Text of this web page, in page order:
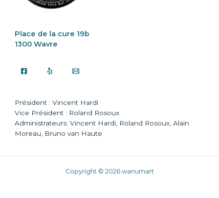
Place de la cure 19b
1300 Wavre
Président : Vincent Hardi
Vice Président : Roland Rosoux
Administrateurs: Vincent Hardi, Roland Rosoux, Alain
Moreau, Bruno van Haute
Copyright © 2026 wanumart